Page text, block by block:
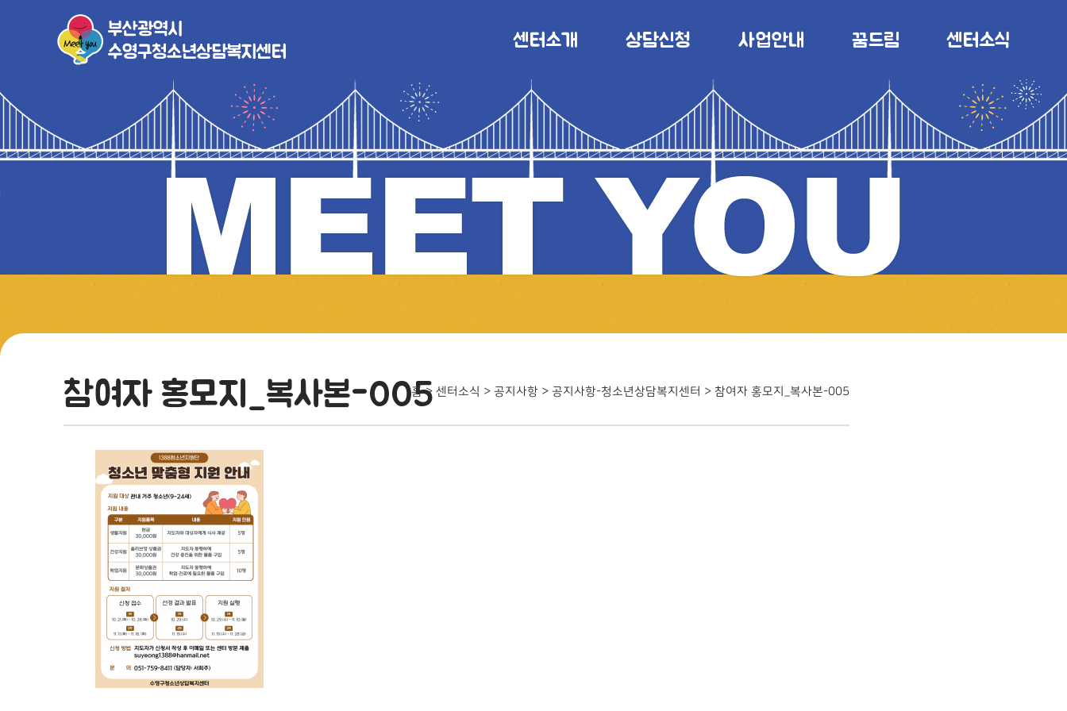
센터소개 상담신청 사업안내 꿈드림 센터소식
홈> 센터소식 > 공지사항 > 공지사항-청소년상담복지센터 > 참여자 홍모지_복사본-005
참여자 홍모지_복사본-005